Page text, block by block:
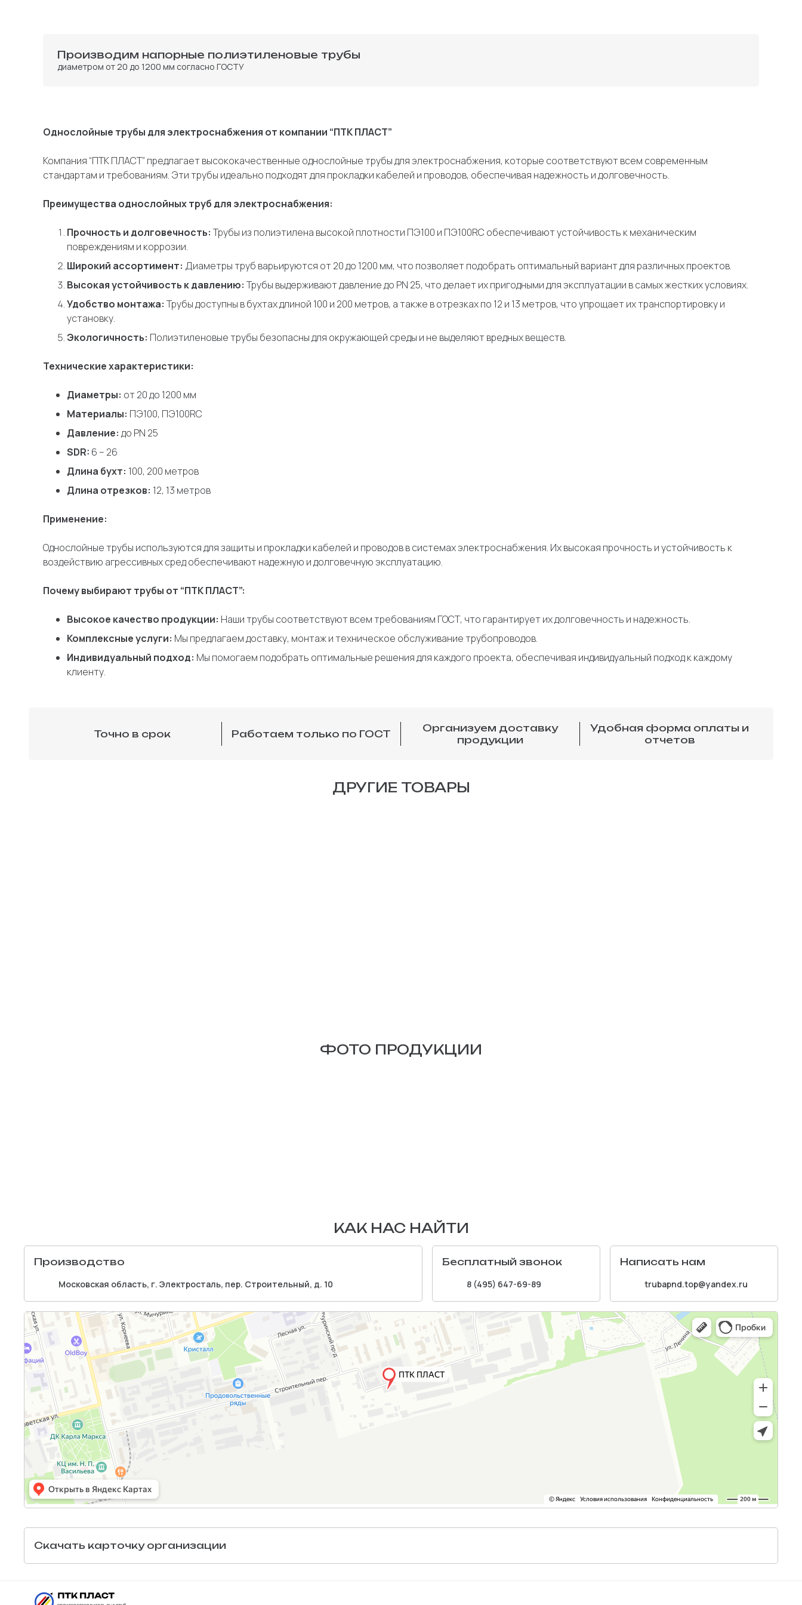
Производим напорные полиэтиленовые трубы
диаметром от 20 до 1200 мм согласно ГОСТУ
Однослойные трубы для электроснабжения от компании “ПТК ПЛАСТ”
Компания “ПТК ПЛАСТ” предлагает высококачественные однослойные трубы для электроснабжения, которые соответствуют всем современным
стандартам и требованиям. Эти трубы идеально подходят для прокладки кабелей и проводов, обеспечивая надежность и долговечность.
Преимущества однослойных труб для электроснабжения:
Прочность и долговечность: Трубы из полиэтилена высокой плотности ПЭ100 и ПЭ100RC обеспечивают устойчивость к механическим
повреждениям и коррозии.
Широкий ассортимент: Диаметры труб варьируются от 20 до 1200 мм, что позволяет подобрать оптимальный вариант для различных проектов.
Высокая устойчивость к давлению: Трубы выдерживают давление до PN 25, что делает их пригодными для эксплуатации в самых жестких условиях.
Удобство монтажа: Трубы доступны в бухтах длиной 100 и 200 метров, а также в отрезках по 12 и 13 метров, что упрощает их транспортировку и
установку.
Экологичность: Полиэтиленовые трубы безопасны для окружающей среды и не выделяют вредных веществ.
Технические характеристики:
Диаметры: от 20 до 1200 мм
Материалы: ПЭ100, ПЭ100RC
Давление: до PN 25
SDR: 6 – 26
Длина бухт: 100, 200 метров
Длина отрезков: 12, 13 метров
Применение:
Однослойные трубы используются для защиты и прокладки кабелей и проводов в системах электроснабжения. Их высокая прочность и устойчивость к
воздействию агрессивных сред обеспечивают надежную и долговечную эксплуатацию.
Почему выбирают трубы от “ПТК ПЛАСТ”:
Высокое качество продукции: Наши трубы соответствуют всем требованиям ГОСТ, что гарантирует их долговечность и надежность.
Комплексные услуги: Мы предлагаем доставку, монтаж и техническое обслуживание трубопроводов.
Индивидуальный подход: Мы помогаем подобрать оптимальные решения для каждого проекта, обеспечивая индивидуальный подход к каждому
клиенту.
Точно в срок Работаем только по ГОСТ
Организуем доставку
продукции
Удобная форма оплаты и
отчетов
ДРУГИЕ ТОВАРЫ
ФОТО ПРОДУКЦИИ
КАК НАС НАЙТИ
Производство
Московская область, г. Электросталь, пер. Строительный, д. 10
Бесплатный звонок
8 (495) 647-69-89
Написать нам
trubapnd.top@yandex.ru
Скачать карточку организации